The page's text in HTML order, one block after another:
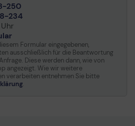
250
234
Formular eingegebenen,
ausschließlich für die Beantwortung
Diese werden dann, wie von
angezeigt. Wie wir weitere
verarbeiten entnehmen Sie bitte
.